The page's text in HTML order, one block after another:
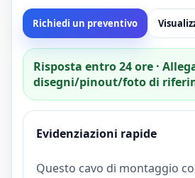
Richiedi un preventivo
Risposta entro 24 ore ·
disegni/pinout/foto di
Evidenziazioni rapide
Questo cavo di montaggio